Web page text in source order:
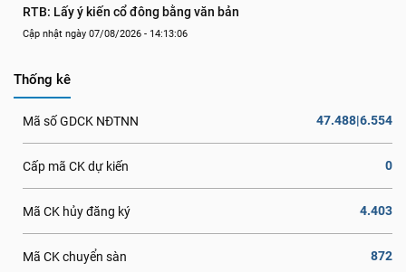
RTB: Lấy ý kiến cổ đông bằng văn bản
Cập nhật ngày 07/08/2026 - 14:13:06
Thống kê
Mã số GDCK NĐTNN 47.488|6.554
Cấp mã CK dự kiến 0
Mã CK hủy đăng ký 4.403
Mã CK chuyển sàn 872